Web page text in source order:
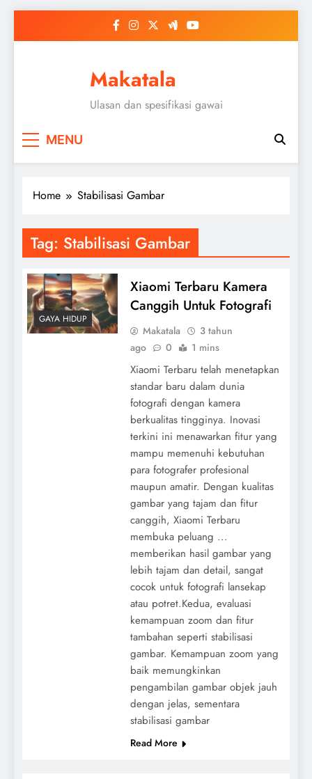
Makatala
Ulasan dan spesifikasi gawai
MENU
Home Stabilisasi Gambar
Tag: Stabilisasi Gambar
GAYA HIDUP
Xiaomi Terbaru Kamera
Canggih Untuk Fotografi
Makatala
3 tahun
ago
0 1 mins
Xiaomi Terbaru telah menetapkan
standar baru dalam dunia
fotografi dengan kamera
berkualitas tingginya. Inovasi
terkini ini menawarkan fitur yang
mampu memenuhi kebutuhan
para fotografer profesional
maupun amatir. Dengan kualitas
gambar yang tajam dan fitur
canggih, Xiaomi Terbaru
membuka peluang ...
memberikan hasil gambar yang
lebih tajam dan detail, sangat
cocok untuk fotografi lansekap
atau potret.Kedua, evaluasi
kemampuan zoom dan fitur
tambahan seperti stabilisasi
gambar. Kemampuan zoom yang
baik memungkinkan
pengambilan gambar objek jauh
dengan jelas, sementara
stabilisasi gambar
Read More